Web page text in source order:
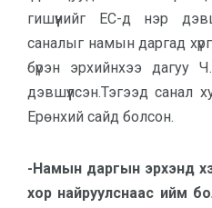
гишүүнийг ЕС-д нэр
саналыг намын даргад
бүрэн эрхийнхээ дагуу
дэвшүүлсэн.Тэгээд санал
Ерөнхий сайд болсон.
-Намын даргын эрхэнд
хор найруулснаас ийм